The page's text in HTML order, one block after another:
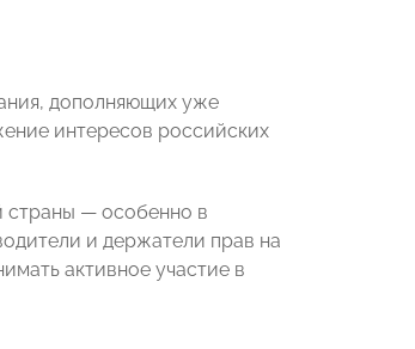
дополняющих уже
интересов российских
страны — особенно в
и держатели прав на
активное участие в